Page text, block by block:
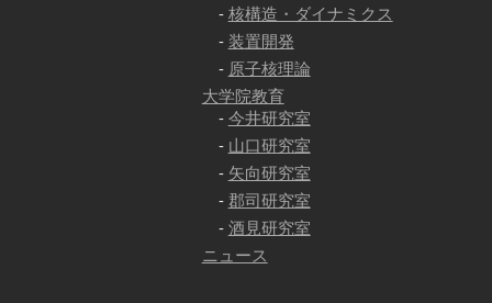
核構造・ダイナミクス
装置開発
原子核理論
大学院教育
今井研究室
山口研究室
矢向研究室
郡司研究室
酒見研究室
ニュース